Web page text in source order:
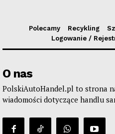
Polecamy Recykling
Logowanie /
O nas
PolskiAutoHandel.pl to strona
wiadomości dotyczące handlu